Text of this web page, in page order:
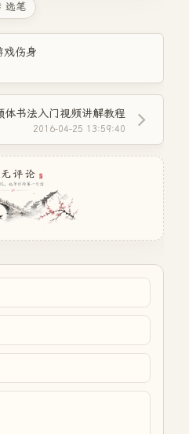
选笔
戏伤身
体书法入门视频讲解教程
2016-04-25 13:59:40